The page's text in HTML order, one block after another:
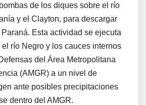
de los diques sobre el río
y el Clayton, para descargar
Esta actividad se ejecuta
río Negro y los cauces internos
del Área Metropolitana
(AMGR) a un nivel de
ante posibles precipitaciones
dentro del AMGR.